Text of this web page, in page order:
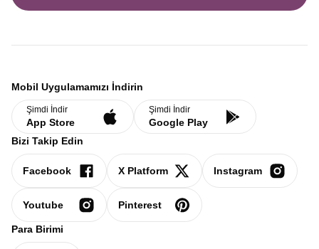
Mobil Uygulamamızı İndirin
Şimdi İndir
App Store
Şimdi İndir
Google Play
Bizi Takip Edin
Facebook X Platform Instagram
Youtube Pinterest
Para Birimi